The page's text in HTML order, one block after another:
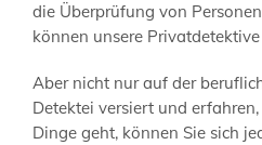
die Überprüfung von
können unsere
Aber nicht nur auf der
Detektei versiert und
Dinge geht, können Sie sich